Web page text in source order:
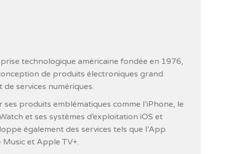
technologique américaine fondée en 1976,
de produits électroniques grand
de services numériques.
ses produits emblématiques comme l’iPhone, le
et ses systèmes d’exploitation iOS et
également des services tels que l’App
et Apple TV+.